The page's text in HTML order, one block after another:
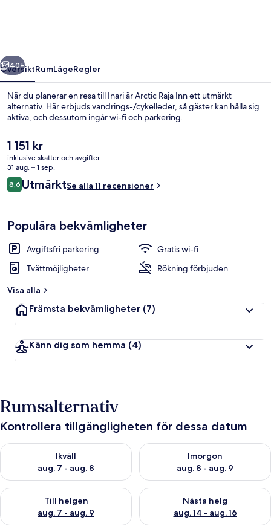
Nästa
40+
ÖversiktRumLägeRegler
När du planerar en resa till Inari är Arctic Raja Inn ett utmärkt
alternativ. Här erbjuds vandrings-/cykelleder, så gäster kan hålla sig
aktiva, och dessutom ingår wi-fi och parkering.
Det
nuvarande
priset
är
1 151 kr
1 151 kr
inklusive skatter och avgifter
31 aug. – 1 sep.
Recensioner
8,68,6 av 10,
UtmärktSe alla 11 recensioner
Populära bekvämligheter
Avgiftsfri parkering
Gratis wi-fi
Tvättmöjligheter
Rökning förbjuden
Visa alla
Främsta bekvämligheter (7)
Känn dig som hemma (4)
Rumsalternativ
Kontrollera tillgängligheten för dessa datum
Ikväll
aug. 7 - aug. 8
Kontrollera tillgängligheten för ikväll aug. 7 - aug. 8
Imorgon
aug. 8 - aug. 9
Kontrollera tillgängligheten
Till helgen
aug. 7 - aug. 9
Kontrollera tillgängligheten för den här helgen aug. 7 - aug. 9
Nästa helg
aug. 14 - aug. 16
Kontrollera tillgängligheten